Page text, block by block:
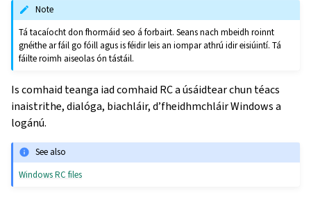
Note
Tá tacaíocht don fhormáid seo á forbairt. Seans nach mbeidh roinnt
gnéithe ar fáil go fóill agus is féidir leis an iompar athrú idir eisiúintí. Tá
fáilte roimh aiseolas ón tástáil.
Is comhaid teanga iad comhaid RC a úsáidtear chun téacs
inaistrithe, dialóga, biachláir, d’fheidhmchláir Windows a
logánú.
See also
Windows RC files